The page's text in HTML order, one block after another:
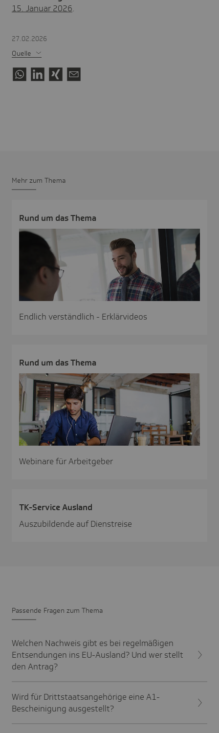
15. Januar 2026.
27.02.2026
Quelle
Mehr zum Thema
Rund um das Thema
Endlich verständlich - Erklärvideos
Rund um das Thema
Webinare für Arbeitgeber
TK-Service Ausland
Auszubildende auf Dienstreise
Passende Fragen zum Thema
Welchen Nachweis gibt es bei regelmäßigen
Entsendungen ins EU-Ausland? Und wer stellt
den Antrag?
Wird für Drittstaatsangehörige eine A1-
Bescheinigung ausgestellt?